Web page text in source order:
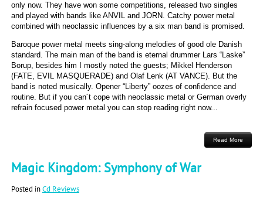
only now. They have won some competitions, released two singles
and played with bands like ANVIL and JORN. Catchy power metal
combined with neoclassic influences by a six man band is promised.
Baroque power metal meets sing-along melodies of good ole Danish
standard. The main man of the band is eternal drummer Lars “Laske”
Borup, besides him I mostly noted the guests; Mikkel Henderson
(FATE, EVIL MASQUERADE) and Olaf Lenk (AT VANCE). But the
band is noted musically. Opener “Liberty” oozes of confidence and
routine. But if you can´t cope with neoclassic metal or German overly
refrain focused power metal you can stop reading right now...
Read More
Magic Kingdom: Symphony of War
Posted inCd Reviews